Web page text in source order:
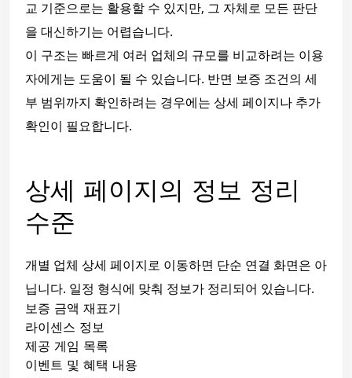
교 기준으로는 활용할 수 있지만, 그 자체로 모든 판단
을 대신하기는 어렵습니다.
이 구조는 빠르게 여러 업체의 규모를 비교하려는 이용
자에게는 도움이 될 수 있습니다. 반면 보증 조건의 세
부 범위까지 확인하려는 경우에는 상세 페이지나 추가
확인이 필요합니다.
상세 페이지의 정보 정리
수준
개별 업체 상세 페이지로 이동하면 단순 연결 화면은 아
닙니다. 일정 형식에 맞춰 정보가 정리되어 있습니다.
보증 금액 재표기
라이센스 정보
제공 게임 목록
이벤트 및 혜택 내용